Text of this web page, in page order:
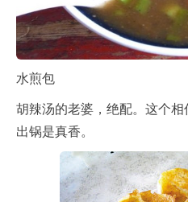
水煎包
胡辣汤的老婆，绝配。这个
出锅是真香。